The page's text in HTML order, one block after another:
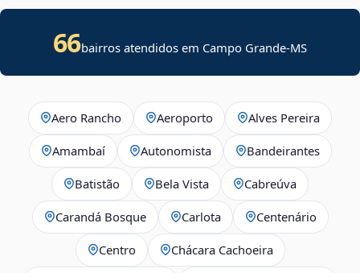
66bairros atendidos em Campo Grande-MS
Aero Rancho Aeroporto Alves Pereira
Amambaí Autonomista Bandeirantes
Batistão Bela Vista Cabreúva
Carandá Bosque Carlota Centenário
Centro Chácara Cachoeira